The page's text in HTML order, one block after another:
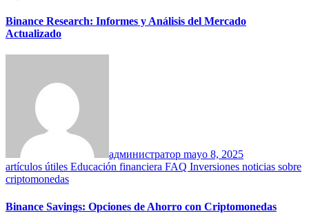
Binance Research: Informes y Análisis del Mercado
Actualizado
администратор mayo 8, 2025
artículos útiles Educación financiera FAQ Inversiones noticias sobre
criptomonedas
Binance Savings: Opciones de Ahorro con Criptomonedas